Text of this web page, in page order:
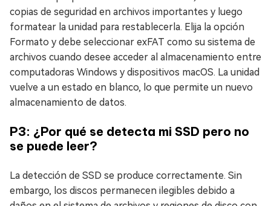
copias de seguridad en archivos importantes y luego
formatear la unidad para restablecerla. Elija la opción
Formato y debe seleccionar exFAT como su sistema de
archivos cuando desee acceder al almacenamiento entre
computadoras Windows y dispositivos macOS. La unidad
vuelve a un estado en blanco, lo que permite un nuevo
almacenamiento de datos.
P3: ¿Por qué se detecta mi SSD pero no
se puede leer?
La detección de SSD se produce correctamente. Sin
embargo, los discos permanecen ilegibles debido a